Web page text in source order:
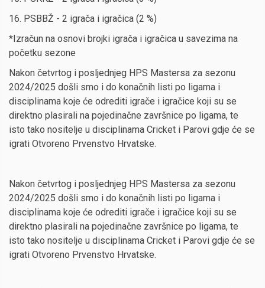
16. PSBBŽ - 2 igrača i igračica (2 %)
*Izračun na osnovi brojki igrača i igračica u savezima na
početku sezone
Nakon četvrtog i posljednjeg HPS Mastersa za sezonu
2024/2025 došli smo i do konačnih listi po ligama i
disciplinama koje će odrediti igrače i igračice koji su se
direktno plasirali na pojedinačne završnice po ligama, te
isto tako nositelje u disciplinama Cricket i Parovi gdje će se
igrati Otvoreno Prvenstvo Hrvatske.
Nakon četvrtog i posljednjeg HPS Mastersa za sezonu
2024/2025 došli smo i do konačnih listi po ligama i
disciplinama koje će odrediti igrače i igračice koji su se
direktno plasirali na pojedinačne završnice po ligama, te
isto tako nositelje u disciplinama Cricket i Parovi gdje će se
igrati Otvoreno Prvenstvo Hrvatske.